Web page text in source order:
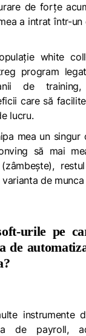
de forțe
a intrat într-
white
program
de
care să
lucru.
mea un singur
să mai
de
urile pe
de
instrumente
de payroll,